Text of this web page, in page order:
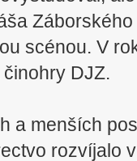
scénou. V
DJZ.
a menších
rozvíjalo